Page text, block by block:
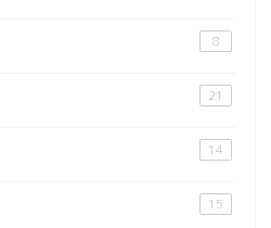
8
21
14
15